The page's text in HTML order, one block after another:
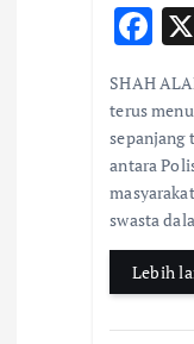
F
ac
e
b
o
o
k
SHAH
terus
sepanjang
antara
swasta
Lebih